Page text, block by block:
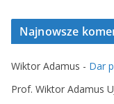
Najnowsze
Wiktor Adamus - Dar
Prof. Wiktor Adamus